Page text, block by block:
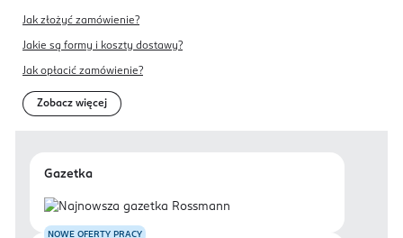
Jak złożyć zamówienie?
Jakie są formy i koszty dostawy?
Jak opłacić zamówienie?
Zobacz więcej
Gazetka
NOWE OFERTY PRACY